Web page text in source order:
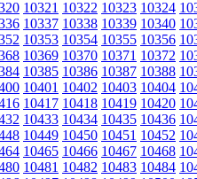
10321 10322 10323 10324
10337 10338 10339 10340
10353 10354 10355 10356
10369 10370 10371 10372
10385 10386 10387 10388
10401 10402 10403 10404
10417 10418 10419 10420
10433 10434 10435 10436
10449 10450 10451 10452
10465 10466 10467 10468
10481 10482 10483 10484